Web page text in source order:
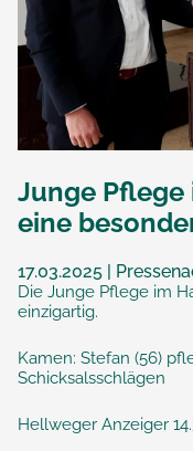
Junge Pflege
eine
17.03.2025 |
Die Junge Pflege im
einzigartig.
Kamen: Stefan (56)
Schicksalsschlägen
Hellweger Anzeiger